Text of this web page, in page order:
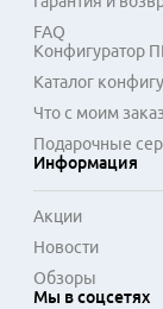
FAQ
Конфигуратор
Каталог
Что с моим
Подарочные
Информация
Акции
Новости
Обзоры
Мы в соцсетях